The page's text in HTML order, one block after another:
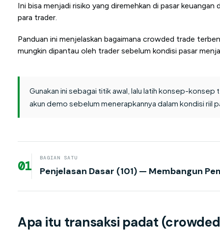
Ini bisa menjadi risiko yang diremehkan di pasar
para trader.
Panduan ini menjelaskan bagaimana crowded trade
mungkin dipantau oleh trader sebelum kondisi pasar
Gunakan ini sebagai titik awal, lalu latih konsep-
akun demo sebelum menerapkannya dalam kondisi riil
01
BAGIAN SATU
Penjelasan Dasar (101) — Membangun
Apa itu transaksi padat